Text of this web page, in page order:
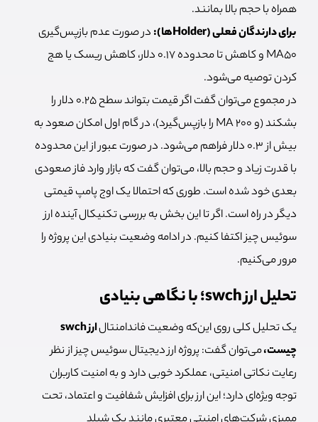
همراه با حجم بالا بمانند.
برای دارندگان فعلی (Holderها):
در صورت عدم بازپس‌گیری
MA50 و کاهش تا محدوده 0.17 دلار، کاهش ریسک یا هج
کردن توصیه می‌شود.
در مجموع می‌توان گفت اگر قیمت بتواند سطح ۰.۲۵ دلار را
بشکند (و MA 200 را بازپس‌گیرد)، در گام اول امکان صعود به
بیش از 0.3 دلار فراهم می‌شود. در صورت عبور از این محدوده
با قدرت زیاد و حجم بالا، می‌توان گفت که بازار وارد فاز صعودی
بعدی خود شده است. طوری که احتمالا یک اوج پامپ قیمتی
دیگر در راه است. اگر تا این بخش به بررسی تکنیکال آینده ارز
سوئیس چیز اکتفا کنیم. در ادامه وضعیت بنیادی این پروژه را
مرور می‌کنیم.
تحلیل ارز swch؛ با نگاهی بنیادی
یک تحلیل کلی روی این‌که وضعیت فاندامنتال
ارز swch
چیست،می‌توان گفت: پروژه ارز دیجیتال سوئیس چیز از نظر
رعایت نکاتی امنیتی، عملکرد خوبی دارد و به امنیت کاربران
توجه ویژه‌ای دارد؛ این ارز برای افزایش شفافیت و اعتماد، تحت